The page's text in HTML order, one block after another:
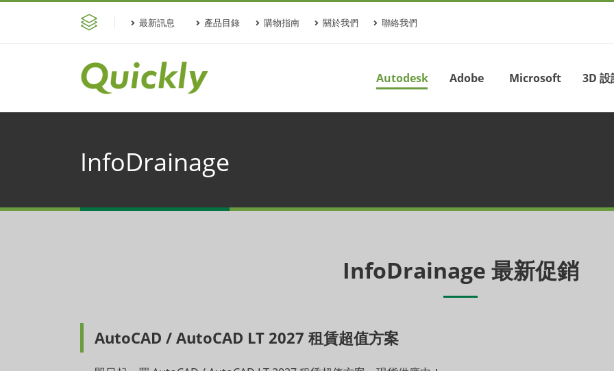
最新訊息 產品目錄 購物指南 關於我們 聯絡我們
Autodesk Adobe Microsoft 3D 設
InfoDrainage
InfoDrainage 最新促銷
AutoCAD / AutoCAD LT 2027 租賃超值方案